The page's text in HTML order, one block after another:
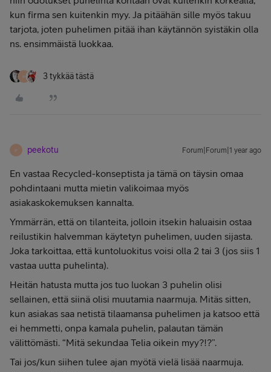
kun firma sen kuitenkin myy. Ja pitäähän sille myös takuu
tarjota, joten puhelimen pitää ihan käytännön syistäkin olla
ns. ensimmäistä luokkaa.
P 3 tykkää tästä
P peekotu Forum|Forum|1 year ago
En vastaa Recycled-konseptista ja tämä on täysin omaa
pohdintaani mutta mietin valikoimaa myös
asiakaskokemuksen kannalta.
Ymmärrän, että on tilanteita, jolloin itsekin haluaisin ostaa
reilustikin halvemman käytetyn puhelimen, uuden sijasta.
Joka tarkoittaa, että kuntoluokitus voisi olla 2 tai 3 (jos siis 1
vastaa uutta puhelinta).
Heitän hatusta mutta jos tuo luokan 3 puhelin olisi
sellainen, että siinä olisi muutamia naarmuja. Mitäs sitten,
kun asiakas saa netistä tilaamansa puhelimen ja katsoo että
ei hemmetti, onpa kamala puhelin, palautan tämän
välittömästi. “Mitä sekundaa Telia oikein myy?!?”.
Tai jos/kun siihen tulee ajan myötä vielä lisää naarmuja.